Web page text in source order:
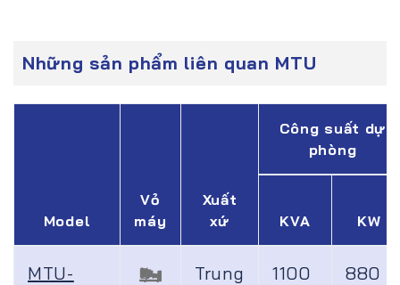
Những sản phẩm liên quan MTU
Model
Vỏ
máy
Xuất
xứ
Công suất dự
phòng
KVA KW
MTU-
Trung
1100 880